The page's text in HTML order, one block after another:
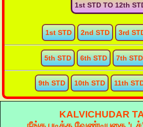
1st STD TO 12th
1st STD 2nd STD 3rd
5th STD 6th STD 7th STD
9th STD 10th STD 11th
KALVICHUDAR